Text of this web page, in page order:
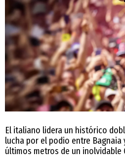
El italiano lidera un histórico
lucha por el podio entre Bagnaia
últimos metros de un inolvidable